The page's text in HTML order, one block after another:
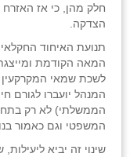
חלק מהן, כי אז
הצדקה.
תנועת האיחוד
המאה הקודמת
לשכת שמאי המקרקעין
המנהל יועברו לגורם
הממשלתי) לא רק
המשפטי וגם כאמור
שינוי זה יביא